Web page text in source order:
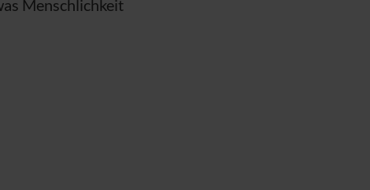
Menschlichkeit